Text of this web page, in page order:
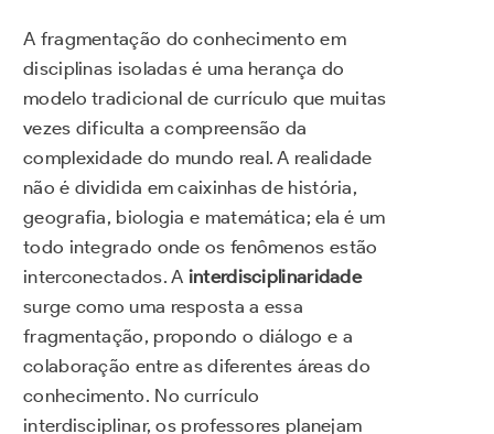
A fragmentação do conhecimento em
disciplinas isoladas é uma herança do
modelo tradicional de currículo que muitas
vezes dificulta a compreensão da
complexidade do mundo real. A realidade
não é dividida em caixinhas de história,
geografia, biologia e matemática; ela é um
todo integrado onde os fenômenos estão
interconectados. A interdisciplinaridade
surge como uma resposta a essa
fragmentação, propondo o diálogo e a
colaboração entre as diferentes áreas do
conhecimento. No currículo
interdisciplinar, os professores planejam